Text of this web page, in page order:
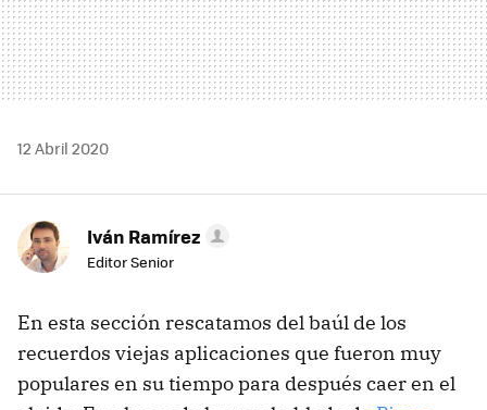
12 Abril 2020
Iván Ramírez
Editor Senior
En esta sección rescatamos del baúl de los
recuerdos viejas aplicaciones que fueron muy
populares en su tiempo para después caer en el